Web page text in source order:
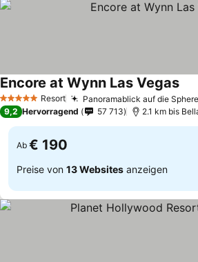
5 Sterne Resort Panoramablick auf die Sphere
Encore at Wynn Las Vegas
9,2 Hervorragend 57 713 2.1 km bis
Ab € 190
Preise von 13 Websites anzeigen